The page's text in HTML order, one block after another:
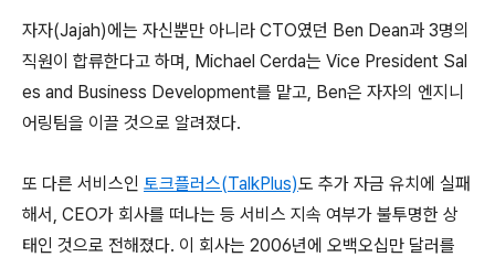
자자(Jajah)에는 자신뿐만 아니라 CTO였던 Ben Dean과 3명의
직원이 합류한다고 하며, Michael Cerda는 Vice President Sal
es and Business Development를 맡고, Ben은 자자의 엔지니
어링팀을 이끌 것으로 알려졌다.
또 다른 서비스인 토크플러스(TalkPlus)도 추가 자금 유치에 실패
해서, CEO가 회사를 떠나는 등 서비스 지속 여부가 불투명한 상
태인 것으로 전해졌다. 이 회사는 2006년에 오백오십만 달러를